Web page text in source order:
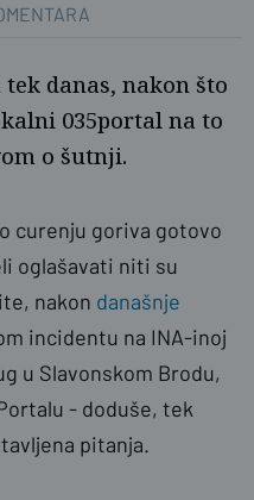
danas, nakon što
035portal na to
o šutnji.
curenju goriva gotovo
oglašavati niti su
nakon današnje
incidentu na INA-inoj
u Slavonskom Brodu,
- doduše, tek
pitanja.